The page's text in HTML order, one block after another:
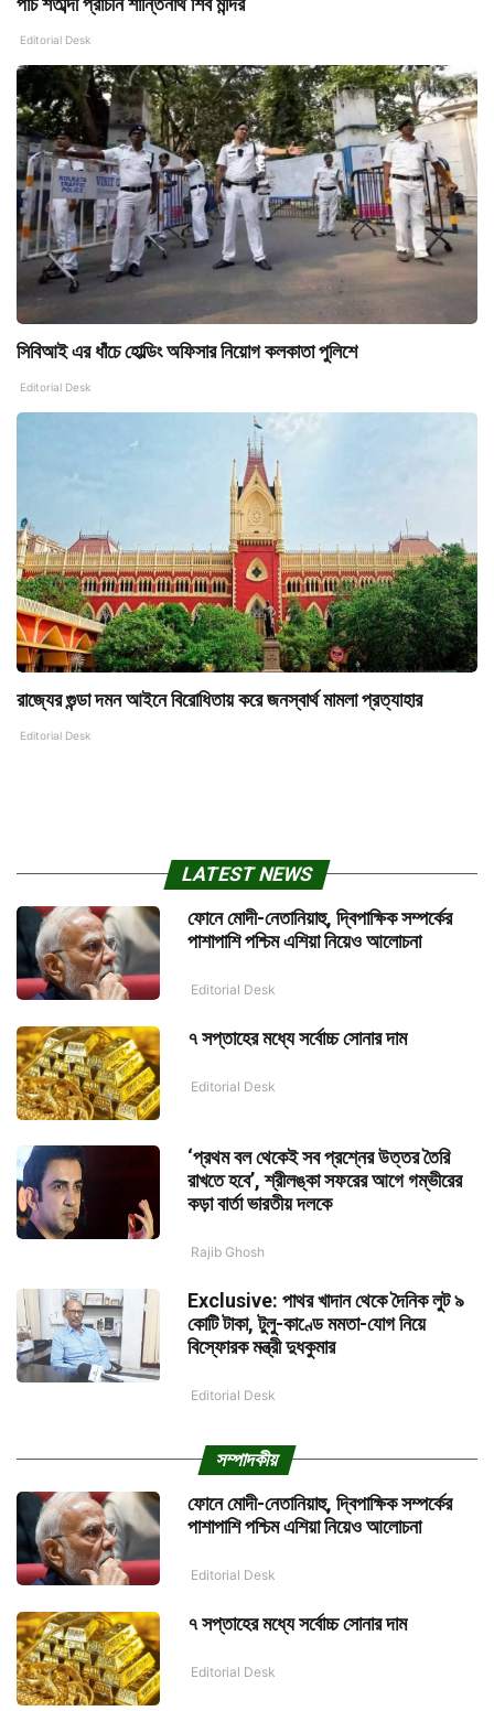
Editorial Desk
সিবিআই এর ধাঁচে হোল্ডিং অফিসার নিয়োগ কলকাতা পুলিশে
Editorial Desk
রাজ্যের গুন্ডা দমন আইনে বিরোধিতায় করে জনস্বার্থ মামলা প্রত্যাহার
Editorial Desk
LATEST NEWS
ফোনে মোদী-নেতানিয়াহু, দ্বিপাক্ষিক সম্পর্কের
পাশাপাশি পশ্চিম এশিয়া নিয়েও আলোচনা
Editorial Desk
৭ সপ্তাহের মধ্যে সর্বোচ্চ সোনার দাম
Editorial Desk
‘প্রথম বল থেকেই সব প্রশ্নের উত্তর তৈরি
রাখতে হবে’, শ্রীলঙ্কা সফরের আগে গম্ভীরের
কড়া বার্তা ভারতীয় দলকে
Rajib Ghosh
Exclusive: পাথর খাদান থেকে দৈনিক লুট ৯
কোটি টাকা, টুলু-কাণ্ডে মমতা-যোগ নিয়ে
বিস্ফোরক মন্ত্রী দুধকুমার
Editorial Desk
সম্পাদকীয়
ফোনে মোদী-নেতানিয়াহু, দ্বিপাক্ষিক সম্পর্কের
পাশাপাশি পশ্চিম এশিয়া নিয়েও আলোচনা
Editorial Desk
৭ সপ্তাহের মধ্যে সর্বোচ্চ সোনার দাম
Editorial Desk